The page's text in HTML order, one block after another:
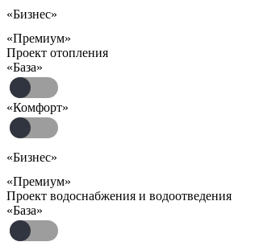
«Бизнес»
«Премиум»
Проект отопления
«База»
«Комфорт»
«Бизнес»
«Премиум»
Проект водоснабжения и водоотведения
«База»